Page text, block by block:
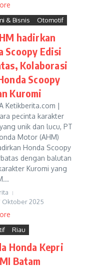
& Bisnis Otomotif
hadirkan
Scoopy Edisi
Kolaborasi
Scoopy
Kuromi
Ketikberita.com |
pecinta karakter
unik dan lucu, PT
Motor (AHM)
Honda Scoopy
dengan balutan
Kuromi yang
Oktober 2025
Riau
Honda Kepri
Batam